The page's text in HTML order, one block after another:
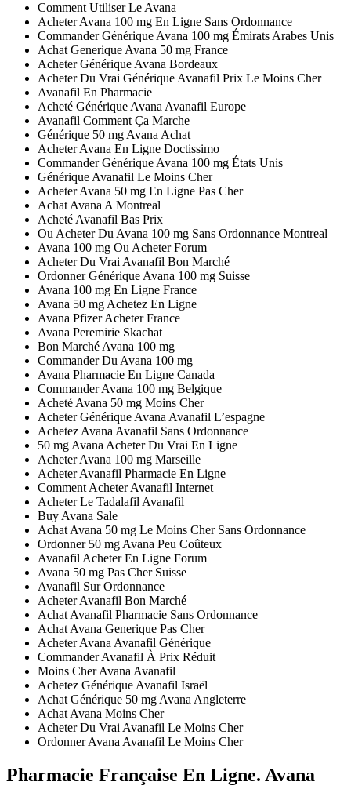
Comment Utiliser Le Avana
Acheter Avana 100 mg En Ligne Sans Ordonnance
Commander Générique Avana 100 mg Émirats Arabes Unis
Achat Generique Avana 50 mg France
Acheter Générique Avana Bordeaux
Acheter Du Vrai Générique Avanafil Prix Le Moins Cher
Avanafil En Pharmacie
Acheté Générique Avana Avanafil Europe
Avanafil Comment Ça Marche
Générique 50 mg Avana Achat
Acheter Avana En Ligne Doctissimo
Commander Générique Avana 100 mg États Unis
Générique Avanafil Le Moins Cher
Acheter Avana 50 mg En Ligne Pas Cher
Achat Avana A Montreal
Acheté Avanafil Bas Prix
Ou Acheter Du Avana 100 mg Sans Ordonnance Montreal
Avana 100 mg Ou Acheter Forum
Acheter Du Vrai Avanafil Bon Marché
Ordonner Générique Avana 100 mg Suisse
Avana 100 mg En Ligne France
Avana 50 mg Achetez En Ligne
Avana Pfizer Acheter France
Avana Peremirie Skachat
Bon Marché Avana 100 mg
Commander Du Avana 100 mg
Avana Pharmacie En Ligne Canada
Commander Avana 100 mg Belgique
Acheté Avana 50 mg Moins Cher
Acheter Générique Avana Avanafil L’espagne
Achetez Avana Avanafil Sans Ordonnance
50 mg Avana Acheter Du Vrai En Ligne
Acheter Avana 100 mg Marseille
Acheter Avanafil Pharmacie En Ligne
Comment Acheter Avanafil Internet
Acheter Le Tadalafil Avanafil
Buy Avana Sale
Achat Avana 50 mg Le Moins Cher Sans Ordonnance
Ordonner 50 mg Avana Peu Coûteux
Avanafil Acheter En Ligne Forum
Avana 50 mg Pas Cher Suisse
Avanafil Sur Ordonnance
Acheter Avanafil Bon Marché
Achat Avanafil Pharmacie Sans Ordonnance
Achat Avana Generique Pas Cher
Acheter Avana Avanafil Générique
Commander Avanafil À Prix Réduit
Moins Cher Avana Avanafil
Achetez Générique Avanafil Israël
Achat Générique 50 mg Avana Angleterre
Achat Avana Moins Cher
Acheter Du Vrai Avanafil Le Moins Cher
Ordonner Avana Avanafil Le Moins Cher
Pharmacie Française En Ligne. Avana